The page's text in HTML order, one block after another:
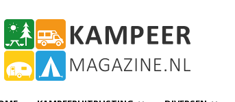
KampeerMagazine